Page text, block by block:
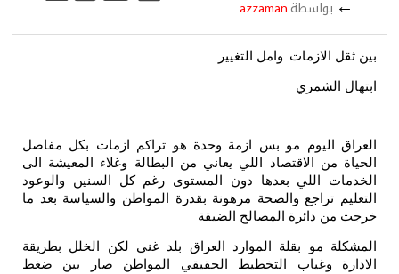
azzaman
وامل التغيير
اليوم مو بس ازمة وحدة هو تراكم ازمات بكل مفاصل
الاقتصاد اللي يعاني من البطالة وغلاء المعيشة الى
اللي بعدها دون المستوى رغم كل السنين والوعود
تراجع والصحة مرهونة بقدرة المواطن والسياسة بعد ما
دائرة المصالح الضيقة
مو بقلة الموارد العراق بلد غني لكن الخلل بطريقة
وغياب التخطيط الحقيقي المواطن صار بين ضغط